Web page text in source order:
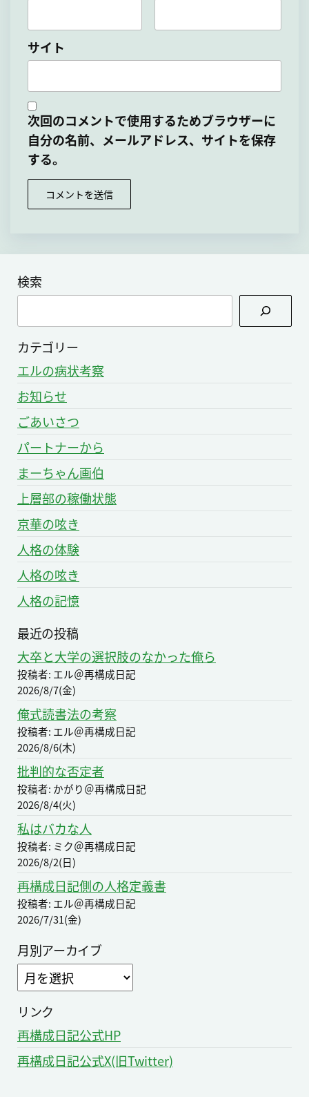
サイト
次回のコメントで使用するためブラウザーに
自分の名前、メールアドレス、サイトを保存
する。
検索
索
カテゴリー
エルの病状考察
お知らせ
ごあいさつ
パートナーから
まーちゃん画伯
上層部の稼働状態
京華の呟き
人格の体験
人格の呟き
人格の記憶
最近の投稿
大卒と大学の選択肢のなかった俺ら
投稿者: エル＠再構成日記
2026/8/7(金)
俺式読書法の考察
投稿者: エル＠再構成日記
2026/8/6(木)
批判的な否定者
投稿者: かがり＠再構成日記
2026/8/4(火)
私はバカな人
投稿者: ミク＠再構成日記
2026/8/2(日)
再構成日記側の人格定義書
投稿者: エル＠再構成日記
2026/7/31(金)
月別アーカイブ
ア
ー
カ
イ
リンク
再構成日記公式HP
再構成日記公式X(旧Twitter)